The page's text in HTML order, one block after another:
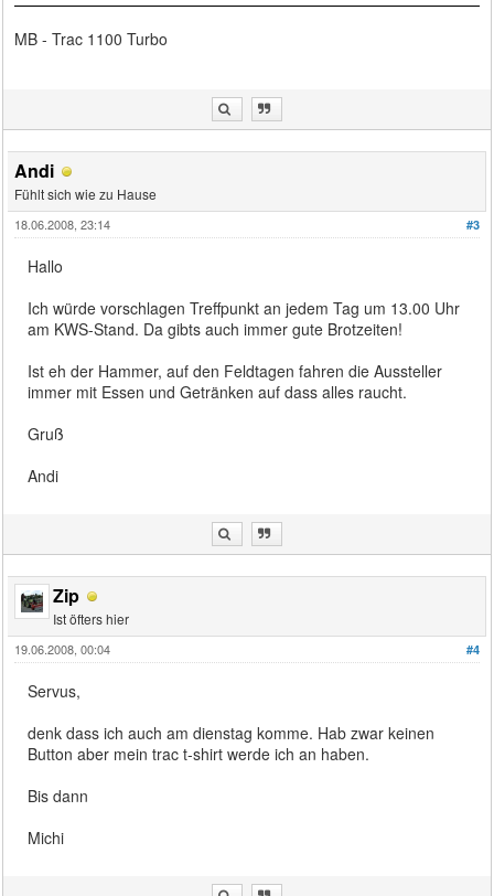
MB - Trac 1100 Turbo
Andi
Fühlt sich wie zu Hause
#3
18.06.2008, 23:14
Hallo
Ich würde vorschlagen Treffpunkt an jedem Tag um 13.00 Uhr
am KWS-Stand. Da gibts auch immer gute Brotzeiten!
Ist eh der Hammer, auf den Feldtagen fahren die Aussteller
immer mit Essen und Getränken auf dass alles raucht.
Gruß
Andi
Zip
Ist öfters hier
#4
19.06.2008, 00:04
Servus,
denk dass ich auch am dienstag komme. Hab zwar keinen
Button aber mein trac t-shirt werde ich an haben.
Bis dann
Michi